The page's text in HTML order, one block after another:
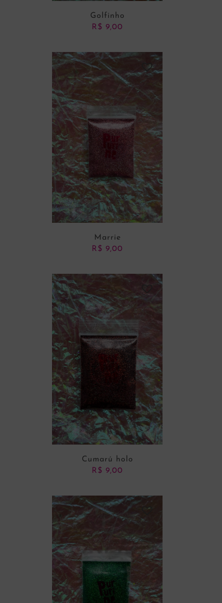
ADICIONAR AO CARRINHO
Golfinho
R$ 9,00
ADICIONAR AO CARRINHO
Marrie
R$ 9,00
ADICIONAR AO CARRINHO
Cumarú holo
R$ 9,00